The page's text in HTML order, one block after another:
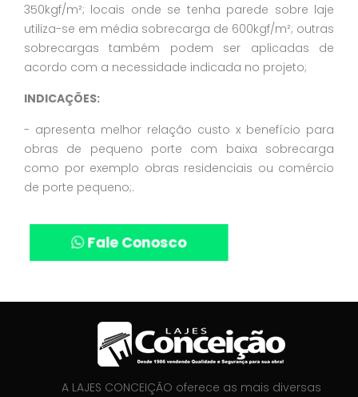
350kgf/m²; locais onde se tenha parede sobre laje
utiliza-se em média sobrecarga de 600kgf/m²; outras
sobrecargas também podem ser aplicadas de
acordo com a necessidade indicada no projeto;
INDICAÇÕES:
- apresenta melhor relação custo x benefício para
obras de pequeno porte com baixa sobrecarga
como por exemplo obras residenciais ou comércio
de porte pequeno;.
Fale Conosco
A LAJES CONCEIÇÃO oferece as mais diversas